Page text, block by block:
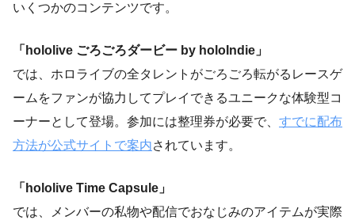
いくつかのコンテンツです。
「hololive ごろごろダービー by holoIndie」
では、ホロライブの全タレントがごろごろ転がるレースゲ
ームをファンが協力してプレイできるユニークな体験型コ
ーナーとして登場。参加には整理券が必要で、 すでに配布
方法が公式サイトで案内されています。
「hololive Time Capsule」
では、メンバーの私物や配信でおなじみのアイテムが実際